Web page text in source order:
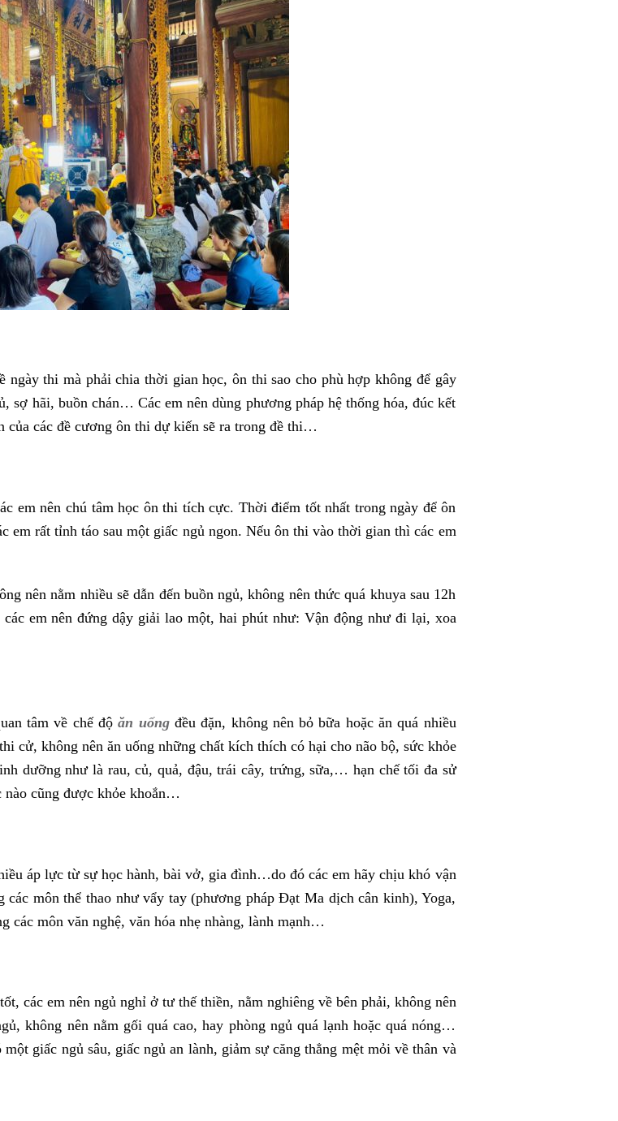
ngày thi mà phải chia thời gian học, ôn thi sao cho phù hợp không để gây
sợ hãi, buồn chán… Các em nên dùng phương pháp hệ thống hóa, đúc kết
của các đề cương ôn thi dự kiến sẽ ra trong đề thi…
em nên chú tâm học ôn thi tích cực. Thời điểm tốt nhất trong ngày để ôn
em rất tỉnh táo sau một giấc ngủ ngon. Nếu ôn thi vào thời gian thì các em
nên nằm nhiều sẽ dẫn đến buồn ngủ, không nên thức quá khuya sau 12h
em nên đứng dậy giải lao một, hai phút như: Vận động như đi lại, xoa
tâm về chế độăn uốngđều đặn, không nên bỏ bữa hoặc ăn quá nhiều
cử, không nên ăn uống những chất kích thích có hại cho não bộ, sức khỏe
dưỡng như là rau, củ, quả, đậu, trái cây, trứng, sữa,… hạn chế tối đa sử
cũng được khỏe khoắn…
áp lực từ sự học hành, bài vở, gia đình…do đó các em hãy chịu khó vận
môn thể thao như vẩy tay (phương pháp Đạt Ma dịch cân kinh), Yoga,
môn văn nghệ, văn hóa nhẹ nhàng, lành mạnh…
các em nên ngủ nghỉ ở tư thế thiền, nằm nghiêng về bên phải, không nên
không nên nằm gối quá cao, hay phòng ngủ quá lạnh hoặc quá nóng…
giấc ngủ sâu, giấc ngủ an lành, giảm sự căng thẳng mệt mỏi về thân và